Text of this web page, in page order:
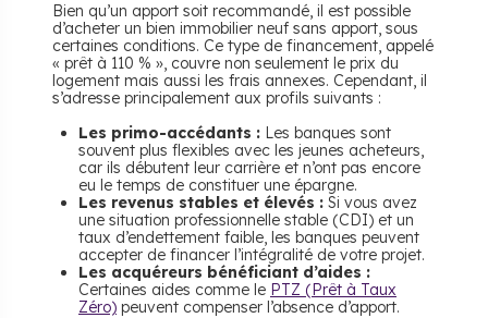
Bien qu’un apport soit recommandé, il est possible
d’acheter un bien immobilier neuf sans apport, sous
certaines conditions. Ce type de financement, appelé
« prêt à 110 % », couvre non seulement le prix du
logement mais aussi les frais annexes. Cependant, il
s’adresse principalement aux profils suivants :
Les primo-accédants : Les banques sont
souvent plus flexibles avec les jeunes acheteurs,
car ils débutent leur carrière et n’ont pas encore
eu le temps de constituer une épargne.
Les revenus stables et élevés : Si vous avez
une situation professionnelle stable (CDI) et un
taux d’endettement faible, les banques peuvent
accepter de financer l’intégralité de votre projet.
Les acquéreurs bénéficiant d’aides :
Certaines aides comme le PTZ (Prêt à Taux
Zéro) peuvent compenser l’absence d’apport.